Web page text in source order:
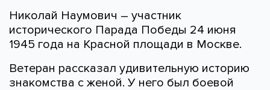
Николай Наумович – участник
исторического Парада Победы 24 июня
1945 года на Красной площади в Москве.
Ветеран рассказал удивительную историю
знакомства с женой. У него был боевой